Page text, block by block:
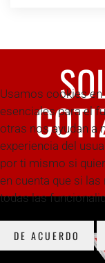
Usamos cookies
esenciales para el
otras nos ayudan a
experiencia del
por ti mismo si
en cuenta que si las
todas las
DE ACUERDO